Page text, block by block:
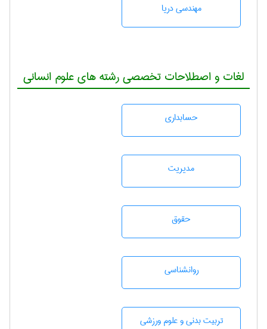
مهندسی دریا
لغات و اصطلاحات تخصصی رشته های علوم انسانی
حسابداری
مديريت
حقوق
روانشناسی
تربيت بدنی و علوم ورزشی